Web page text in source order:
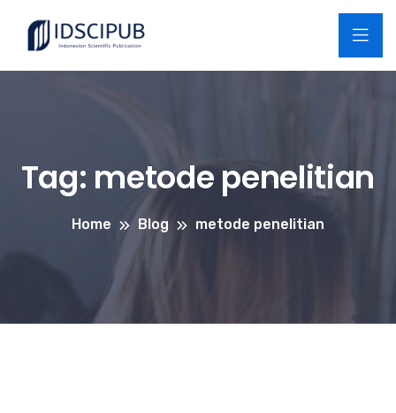
Tag: metode penelitian
Home Blog metode penelitian